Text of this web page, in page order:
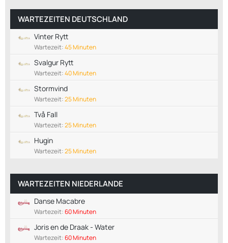
WARTEZEITEN DEUTSCHLAND
Vinter Rytt
Wartezeit:45 Minuten
Svalgur Rytt
Wartezeit:40 Minuten
Stormvind
Wartezeit:25 Minuten
Två Fall
Wartezeit:25 Minuten
Hugin
Wartezeit:25 Minuten
WARTEZEITEN NIEDERLANDE
Danse Macabre
Wartezeit:60 Minuten
Joris en de Draak - Water
Wartezeit:60 Minuten